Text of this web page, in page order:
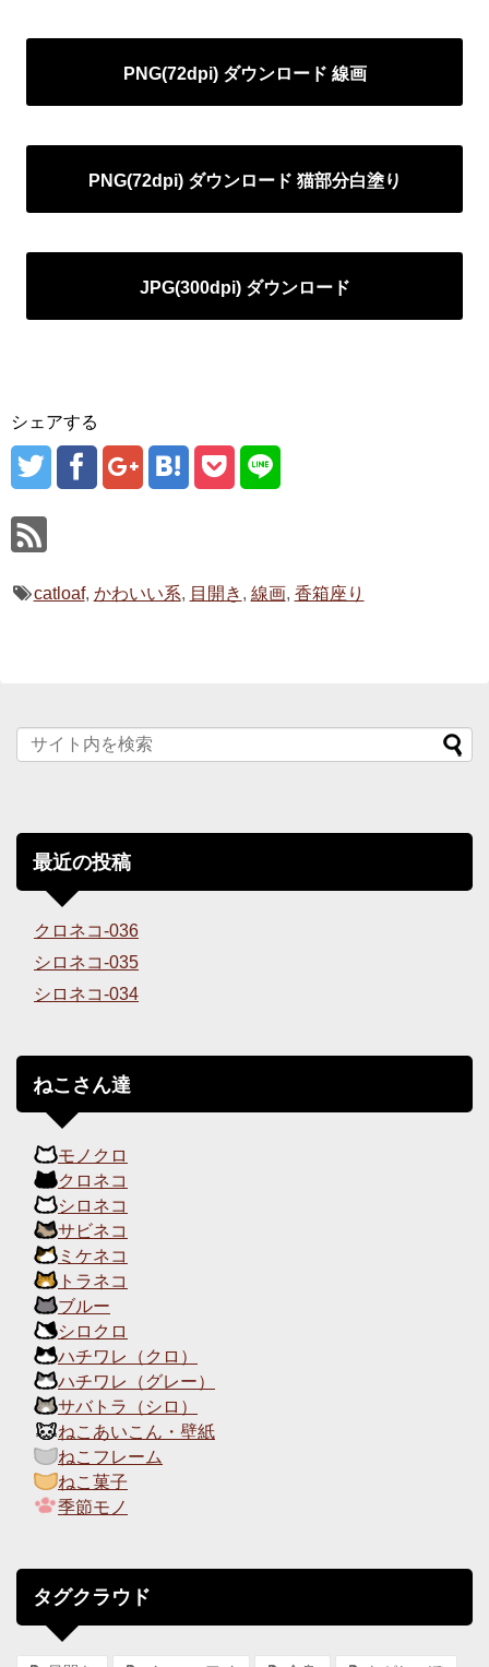
PNG(72dpi) ダウンロード 線画
PNG(72dpi) ダウンロード 猫部分白塗り
JPG(300dpi) ダウンロード
シェアする
catloaf, かわいい系, 目開き , 線画, 香箱座り
最近の投稿
クロネコ-036
シロネコ-035
シロネコ-034
ねこさん達
モノクロ
クロネコ
シロネコ
サビネコ
ミケネコ
トラネコ
ブルー
シロクロ
ハチワレ（クロ）
ハチワレ（グレー）
サバトラ（シロ）
ねこあいこん・壁紙
ねこフレーム
ねこ菓子
季節モノ
タグクラウド